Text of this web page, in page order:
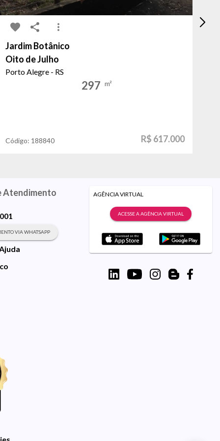
Jardim Botânico
Oito de Julho
Porto Alegre - RS
297 m²
Código: 188840 R$ 617.000
Atendimento
VIA WHATSAPP
AGÊNCIA VIRTUAL
ACESSE A AGÊNCIA VIRTUAL